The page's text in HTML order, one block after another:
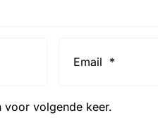
voor volgende keer.